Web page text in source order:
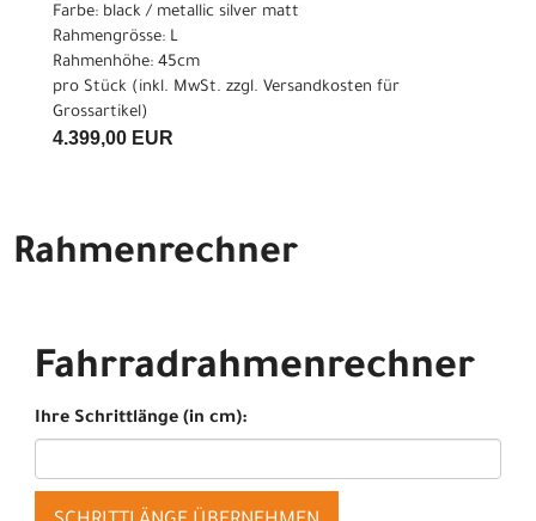
Farbe: black / metallic silver matt
Rahmengrösse: L
Rahmenhöhe: 45cm
pro Stück (inkl. MwSt. zzgl. Versandkosten für
Grossartikel)
4.399,00 EUR
Rahmenrechner
Fahrradrahmenrechner
Ihre Schrittlänge (in cm):